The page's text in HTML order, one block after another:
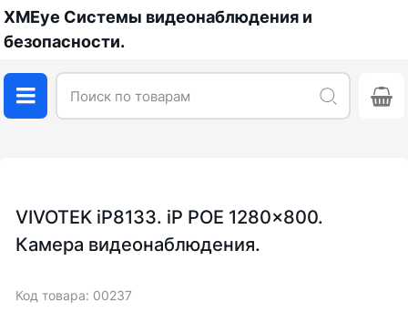
XMEye Системы видеонаблюдения и
безопасности.
VIVOTEK iP8133. iP POE 1280x800.
Камера видеонаблюдения.
Код товара: 00237